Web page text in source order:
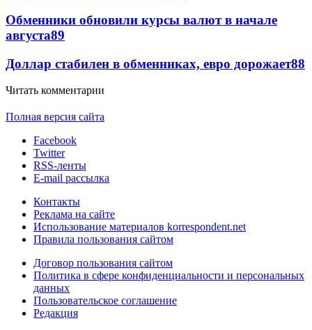
Обменники обновили курсы валют в начале
августа89
Доллар стабилен в обменниках, евро дорожает88
Читать комментарии
Полная версия сайта
Facebook
Twitter
RSS-ленты
E-mail рассылка
Контакты
Реклама на сайте
Использование материалов korrespondent.net
Правила пользования сайтом
Договор пользования сайтом
Политика в сфере конфиденциальности и персональных
данных
Пользовательское соглашение
Редакция